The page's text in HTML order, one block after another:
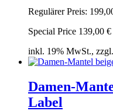
Regulärer Preis:
Special Price 139,00 €
inkl. 19% MwSt., zzgl.
Damen-
Label